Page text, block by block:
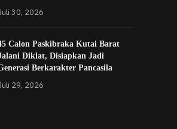
30, 2026
Calon Paskibraka Kutai Barat
Diklat, Disiapkan Jadi
Berkarakter Pancasila
29, 2026